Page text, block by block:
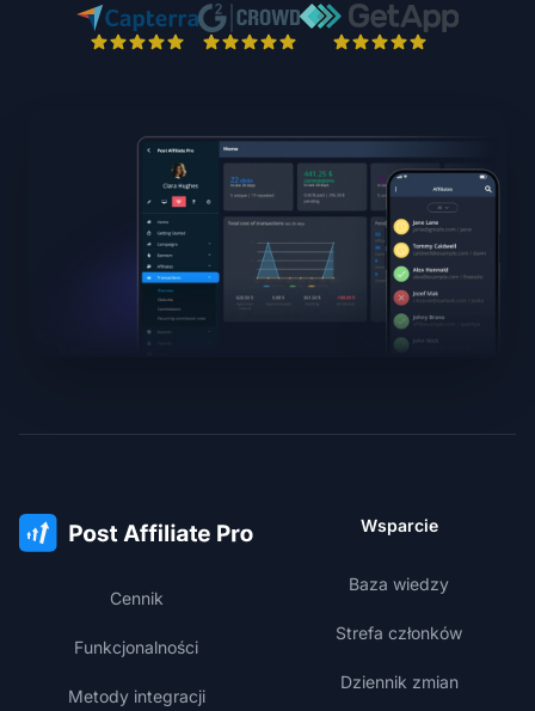
Cennik
Funkcjonalności
Metody integracji
Wsparcie
Baza wiedzy
Strefa członków
Dziennik zmian